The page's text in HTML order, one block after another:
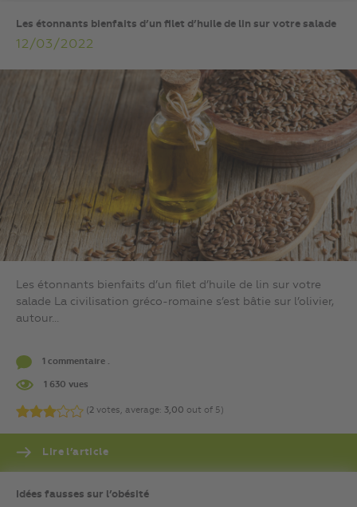
Les étonnants bienfaits d’un filet d’huile de lin sur votre salade
12/03/2022
Les étonnants bienfaits d’un filet d’huile de lin sur votre
salade La civilisation gréco-romaine s’est bâtie sur l’olivier,
autour...
1 commentaire .
1 630 vues
(2 votes, average: 3,00 out of 5)
Lire l’article
Idées fausses sur l’obésité